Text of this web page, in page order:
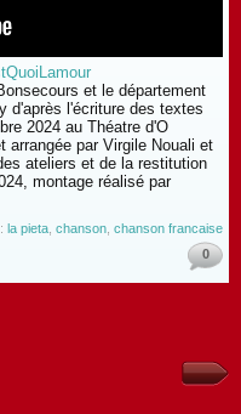
et le département
d'après l'écriture des textes
2024 au Théatre d'O
arrangée par Virgile Nouali et
ateliers et de la restitution
montage réalisé par
la pieta chanson chanson francaise
0